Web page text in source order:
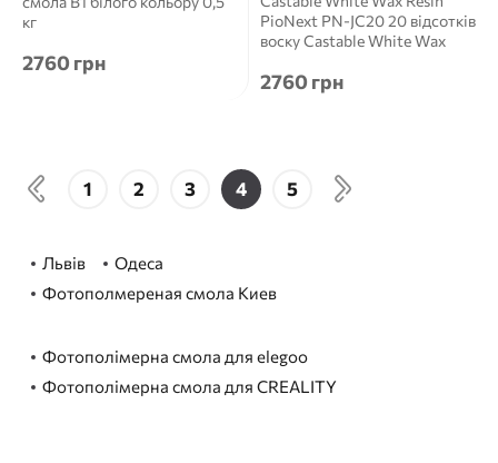
кг
2760 грн
PioNext PN-JC20 20 відсотків
воску Castable White Wax
2760 грн
1 2 3 4 5
Львів
Одеса
Фотополмереная смола Киев
Фотополімерна смола для elegoo
Фотополімерна смола для CREALITY